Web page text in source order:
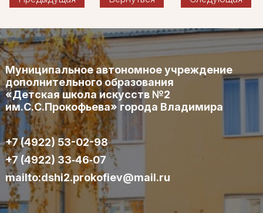
Муниципальное автономное учреждение
дополнительного образования
«Детская школа искусств №2
им.С.С.Прокофьева» города Владимира
+7 (4922) 53-02-98
+7 (4922) 33‑46‑07
mailto:dshi2.prokofiev@mail.ru